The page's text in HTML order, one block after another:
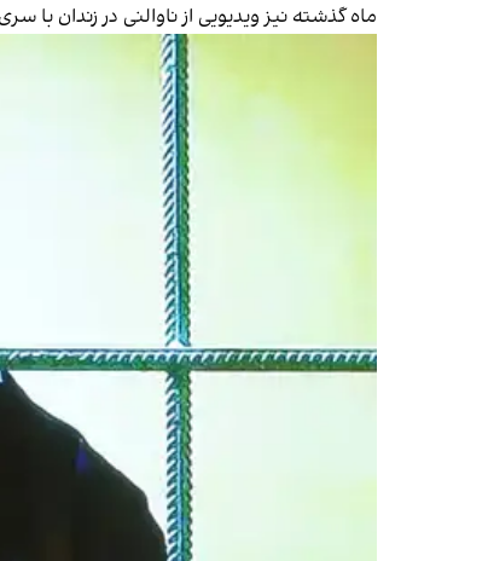
ماه گذشته نیز ویدیویی از ناوالنی در زندان